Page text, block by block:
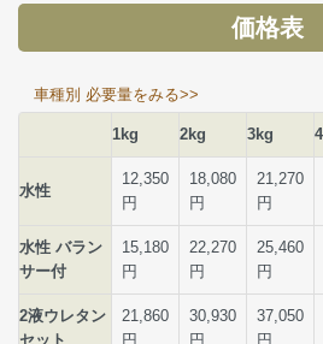
価格表
車種別 必要量をみる>>